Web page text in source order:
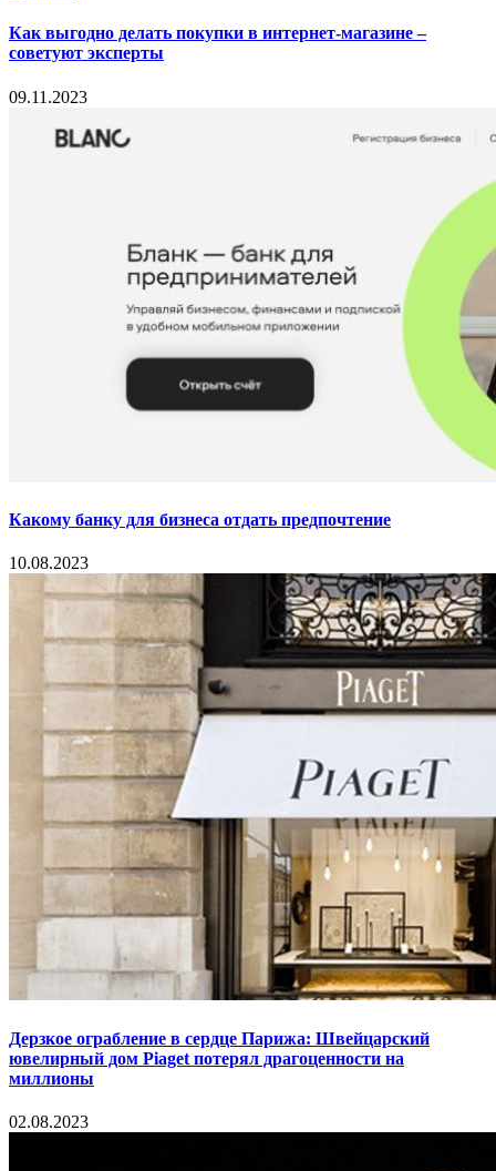
Как выгодно делать покупки в интернет-магазине –
советуют эксперты
09.11.2023
Какому банку для бизнеса отдать предпочтение
10.08.2023
Дерзкое ограбление в сердце Парижа: Швейцарский
ювелирный дом Piaget потерял драгоценности на
миллионы
02.08.2023